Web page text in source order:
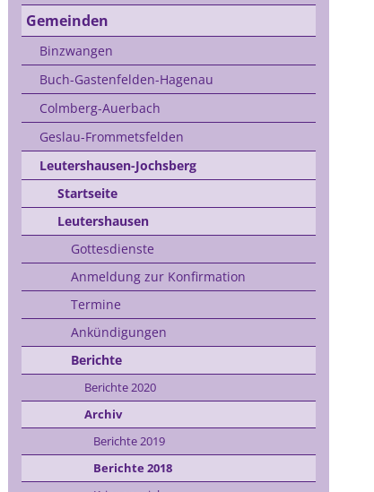
Gemeinden
Binzwangen
Buch-Gastenfelden-Hagenau
Colmberg-Auerbach
Geslau-Frommetsfelden
Leutershausen-Jochsberg
Startseite
Leutershausen
Gottesdienste
Anmeldung zur Konfirmation
Termine
Ankündigungen
Berichte
Berichte 2020
Archiv
Berichte 2019
Berichte 2018